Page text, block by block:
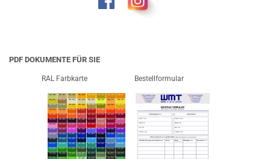
PDF DOKUMENTE FÜR SIE
RAL Farbkarte Bestellformular